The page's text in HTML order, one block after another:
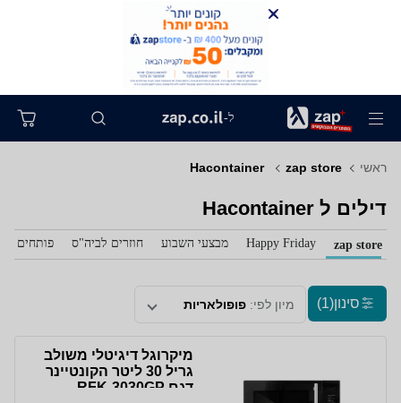
ל-
ראשי zap store
‏ Hacontainer
דילים ל‏ Hacontainer
zap store
Happy Friday מבצעי השבוע חוזרים לביה"ס פותחים
סינון(1) מיון לפי: פופולאריות
מיקרוגל דיגיטלי משולב
גריל 30 ליטר הקונטיינר
דגם RFK-3030GP